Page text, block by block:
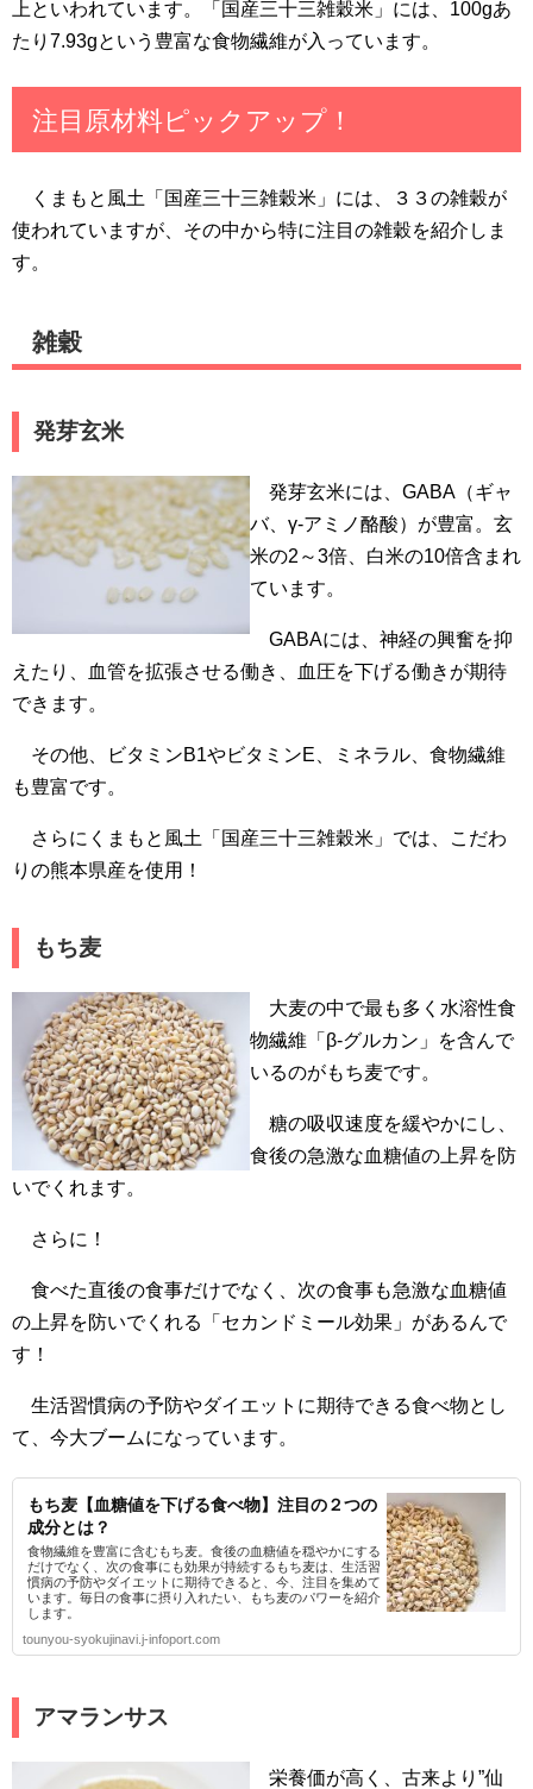
上といわれています。「国産三十三雑穀米」には、100gあ
たり7.93gという豊富な食物繊維が入っています。
注目原材料ピックアップ！
くまもと風土「国産三十三雑穀米」には、３３の雑穀が
使われていますが、その中から特に注目の雑穀を紹介しま
す。
雑穀
発芽玄米
発芽玄米には、GABA（ギャ
バ、γ-アミノ酪酸）が豊富。玄
米の2～3倍、白米の10倍含まれ
ています。
GABAには、神経の興奮を抑
えたり、血管を拡張させる働き、血圧を下げる働きが期待
できます。
その他、ビタミンB1やビタミンE、ミネラル、食物繊維
も豊富です。
さらにくまもと風土「国産三十三雑穀米」では、こだわ
りの熊本県産を使用！
もち麦
大麦の中で最も多く水溶性食
物繊維「β-グルカン」を含んで
いるのがもち麦です。
糖の吸収速度を緩やかにし、
食後の急激な血糖値の上昇を防
いでくれます。
さらに！
食べた直後の食事だけでなく、次の食事も急激な血糖値
の上昇を防いでくれる「セカンドミール効果」があるんで
す！
生活習慣病の予防やダイエットに期待できる食べ物とし
て、今大ブームになっています。
もち麦【血糖値を下げる食べ物】注目の２つの
成分とは？
食物繊維を豊富に含むもち麦。食後の血糖値を穏やかにする
だけでなく、次の食事にも効果が持続するもち麦は、生活習
慣病の予防やダイエットに期待できると、今、注目を集めて
います。毎日の食事に摂り入れたい、もち麦のパワーを紹介
します。
tounyou-syokujinavi.j-infoport.com
アマランサス
栄養価が高く、古来より”仙